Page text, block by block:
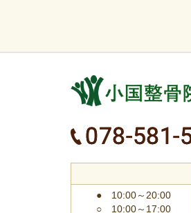
● 10:00～20:00
○ 10:00～17:00